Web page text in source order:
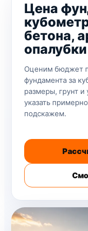
Цена
бетона,
Оценим бюджет
фундамента за
размеры, грунт
указать
подскажем.